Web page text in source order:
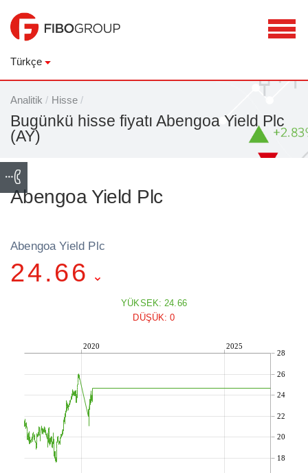
Türkçe
Analitik / Hisse /
Bugünkü hisse fiyatı Abengoa Yield Plc
(AY)
Abengoa Yield Plc
Abengoa Yield Plc
24.66
YÜKSEK: 24.66
DÜŞÜK: 0
2020 2025
18
20
22
24
26
28